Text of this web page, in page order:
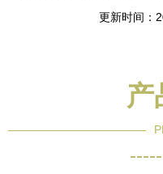
更新时间：
产